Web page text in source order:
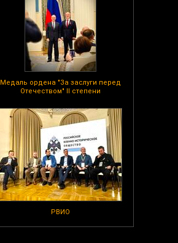
Медаль ордена "За заслуги перед
Отечеством" II степени
РВИО